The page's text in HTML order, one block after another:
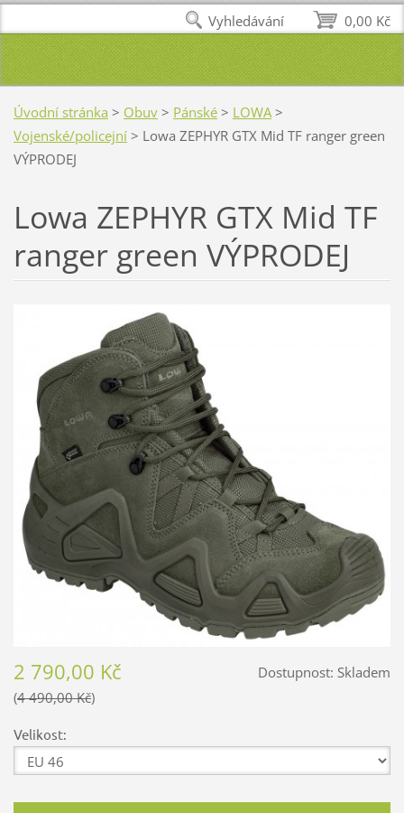
Úvodní stránka > Obuv > Pánské > LOWA >
Vojenské/policejní > Lowa ZEPHYR GTX Mid TF ranger green
VÝPRODEJ
Lowa ZEPHYR GTX Mid TF
ranger green VÝPRODEJ
Dostupnost: Skladem
2 790,00 Kč
4 490,00 Kč
Velikost:
0,00 Kč
Vyhledávání